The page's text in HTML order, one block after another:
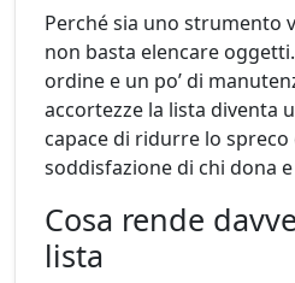
Perché sia uno strumento
non basta elencare
ordine e un po’ di
accortezze la lista diventa
capace di ridurre lo
soddisfazione di chi dona
Cosa rende
lista